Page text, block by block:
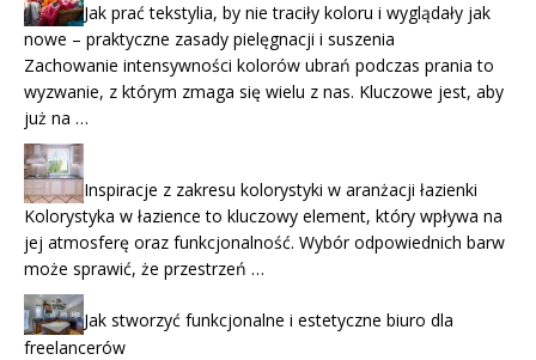
Jak prać tekstylia, by nie traciły koloru i wyglądały jak
nowe – praktyczne zasady pielęgnacji i suszenia
Zachowanie intensywności kolorów ubrań podczas prania to
wyzwanie, z którym zmaga się wielu z nas. Kluczowe jest, aby
już na …
Inspiracje z zakresu kolorystyki w aranżacji łazienki
Kolorystyka w łazience to kluczowy element, który wpływa na
jej atmosferę oraz funkcjonalność. Wybór odpowiednich barw
może sprawić, że przestrzeń …
Jak stworzyć funkcjonalne i estetyczne biuro dla
freelancerów